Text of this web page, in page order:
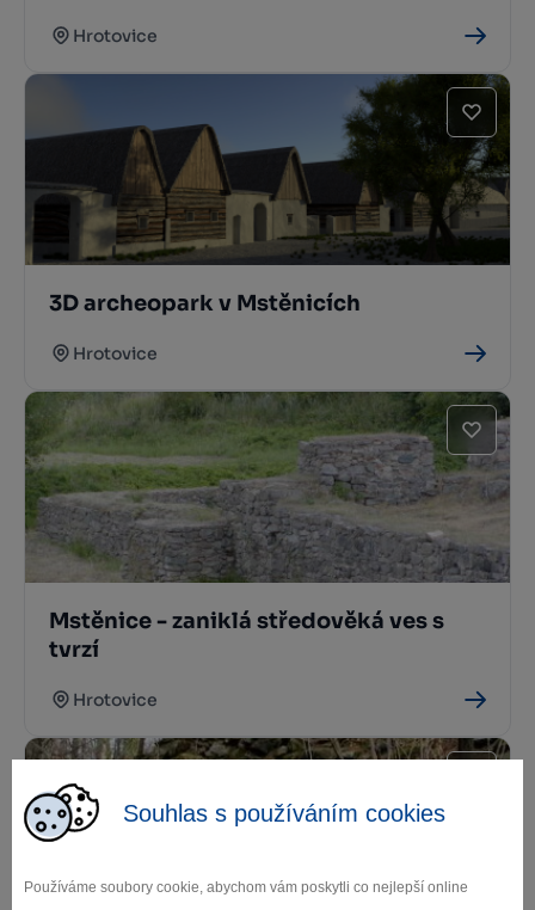
Souhlas s používáním cookies
Používáme soubory cookie, abychom vám poskytli co nejlepší online
Hrotovice
3D archeopark v Mstěnicích
Hrotovice
Mstěnice - zaniklá středověká ves s
tvrzí
Hrotovice